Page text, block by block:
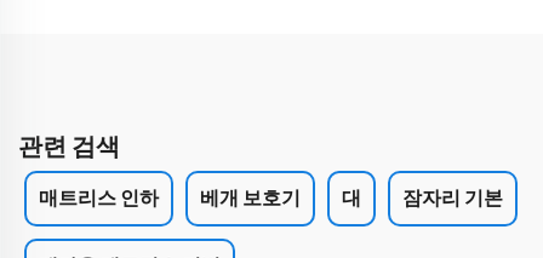
관련 검색
매트리스 인하 베개 보호기 대 잠자리 기본